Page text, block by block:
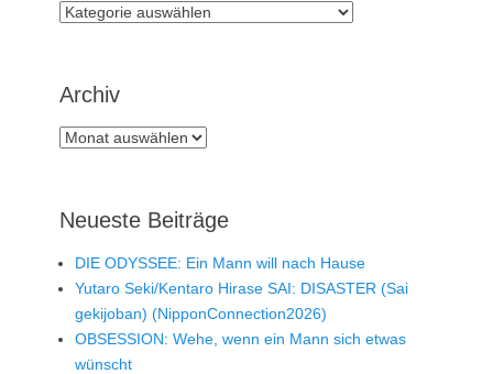
Rubriken
Archiv
Archiv
Neueste Beiträge
DIE ODYSSEE: Ein Mann will nach Hause
Yutaro Seki/Kentaro Hirase SAI: DISASTER (Sai
gekijoban) (NipponConnection2026)
OBSESSION: Wehe, wenn ein Mann sich etwas
wünscht